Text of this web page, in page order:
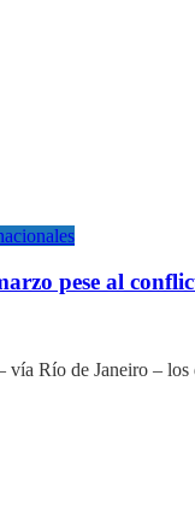
pese al
vía Río de Janeiro –